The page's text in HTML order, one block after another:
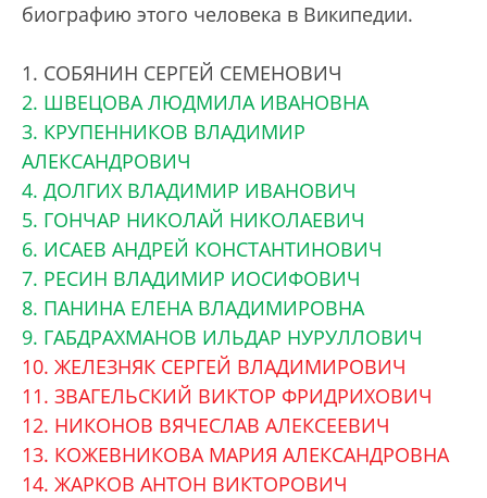
биографию этого человека в Википедии.
1. СОБЯНИН СЕРГЕЙ СЕМЕНОВИЧ
2. ШВЕЦОВА ЛЮДМИЛА ИВАНОВНА
3. КРУПЕННИКОВ ВЛАДИМИР
АЛЕКСАНДРОВИЧ
4. ДОЛГИХ ВЛАДИМИР ИВАНОВИЧ
5. ГОНЧАР НИКОЛАЙ НИКОЛАЕВИЧ
6. ИСАЕВ АНДРЕЙ КОНСТАНТИНОВИЧ
7. РЕСИН ВЛАДИМИР ИОСИФОВИЧ
8. ПАНИНА ЕЛЕНА ВЛАДИМИРОВНА
9. ГАБДРАХМАНОВ ИЛЬДАР НУРУЛЛОВИЧ
10. ЖЕЛЕЗНЯК СЕРГЕЙ ВЛАДИМИРОВИЧ
11. ЗВАГЕЛЬСКИЙ ВИКТОР ФРИДРИХОВИЧ
12. НИКОНОВ ВЯЧЕСЛАВ АЛЕКСЕЕВИЧ
13. КОЖЕВНИКОВА МАРИЯ АЛЕКСАНДРОВНА
14. ЖАРКОВ АНТОН ВИКТОРОВИЧ